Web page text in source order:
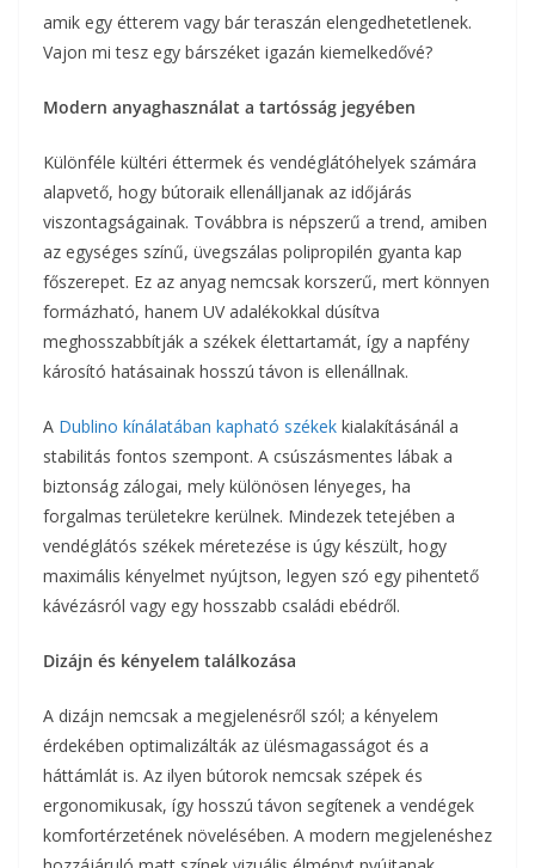
amik egy étterem vagy bár teraszán elengedhetetlenek.
Vajon mi tesz egy bárszéket igazán kiemelkedővé?
Modern anyaghasználat a tartósság jegyében
Különféle kültéri éttermek és vendéglátóhelyek számára
alapvető, hogy bútoraik ellenálljanak az időjárás
viszontagságainak. Továbbra is népszerű a trend, amiben
az egységes színű, üvegszálas polipropilén gyanta kap
főszerepet. Ez az anyag nemcsak korszerű, mert könnyen
formázható, hanem UV adalékokkal dúsítva
meghosszabbítják a székek élettartamát, így a napfény
károsító hatásainak hosszú távon is ellenállnak.
A Dublino kínálatában kapható székek kialakításánál a
stabilitás fontos szempont. A csúszásmentes lábak a
biztonság zálogai, mely különösen lényeges, ha
forgalmas területekre kerülnek. Mindezek tetejében a
vendéglátós székek méretezése is úgy készült, hogy
maximális kényelmet nyújtson, legyen szó egy pihentető
kávézásról vagy egy hosszabb családi ebédről.
Dizájn és kényelem találkozása
A dizájn nemcsak a megjelenésről szól; a kényelem
érdekében optimalizálták az ülésmagasságot és a
háttámlát is. Az ilyen bútorok nemcsak szépek és
ergonomikusak, így hosszú távon segítenek a vendégek
komfortérzetének növelésében. A modern megjelenéshez